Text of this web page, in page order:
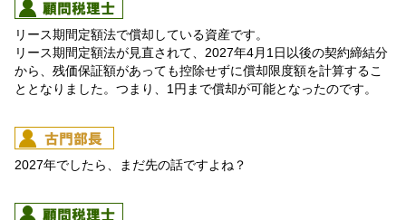
リース期間定額法で償却している資産です。
リース期間定額法が見直されて、2027年4月1日以後の契約締結分
から、残価保証額があっても控除せずに償却限度額を計算するこ
ととなりました。つまり、1円まで償却が可能となったのです。
2027年でしたら、まだ先の話ですよね？